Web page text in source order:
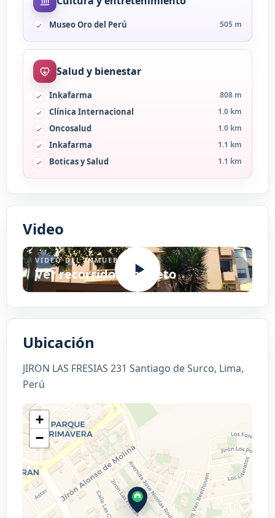
Museo Oro del Perú 505 m
Salud y bienestar
Inkafarma 808 m
Clínica Internacional 1.0 km
Oncosalud 1.0 km
Inkafarma 1.1 km
Boticas y Salud 1.1 km
Video
VIDEO DEL INMUEBLE
Ver recorrido completo
Ubicación
JIRON LAS FRESIAS 231 Santiago de Surco, Lima,
Perú
+
−